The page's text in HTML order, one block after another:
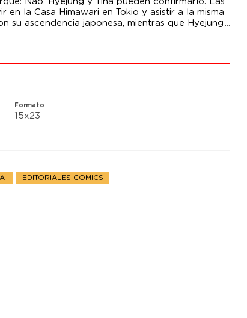
la Casa Himawari en Tokio y asistir a la misma
su ascendencia japonesa, mientras que Hyejung
Aunque cada una de ellas tiene sus
barreras del idioma, sentirse como un pez
Formato
15x23
EDITORIALES COMICS